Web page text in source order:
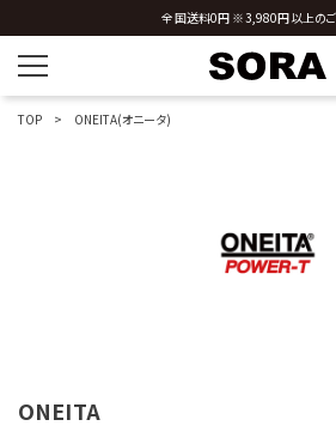
全国送料0円 ※3,980円以上の
TOP ONEITA(オニータ)
ONEITA